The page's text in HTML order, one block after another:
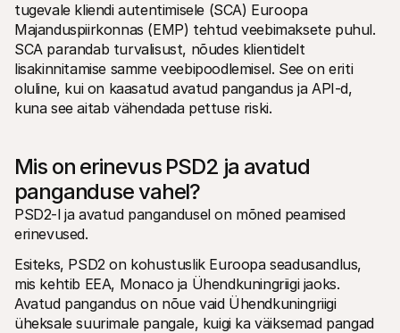
tugevale kliendi autentimisele (SCA) Euroopa
Majanduspiirkonnas (EMP) tehtud veebimaksete puhul.
SCA parandab turvalisust, nõudes klientidelt
lisakinnitamise samme veebipoodlemisel. See on eriti
oluline, kui on kaasatud avatud pangandus ja API-d,
kuna see aitab vähendada pettuse riski.
Mis on erinevus PSD2 ja avatud
panganduse vahel?
PSD2-l ja avatud pangandusel on mõned peamised
erinevused.
Esiteks, PSD2 on kohustuslik Euroopa seadusandlus,
mis kehtib EEA, Monaco ja Ühendkuningriigi jaoks.
Avatud pangandus on nõue vaid Ühendkuningriigi
üheksale suurimale pangale, kuigi ka väiksemad pangad